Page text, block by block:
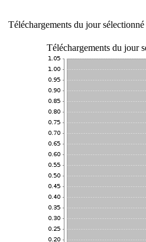
Téléchargements du jour sélectionné
Téléchargements du jour